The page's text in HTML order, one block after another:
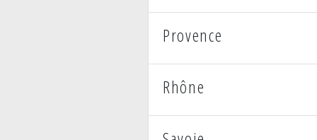
Provence
Rhône